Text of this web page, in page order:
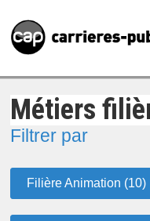
Métiers
Filtrer par
Filière Animation (10)